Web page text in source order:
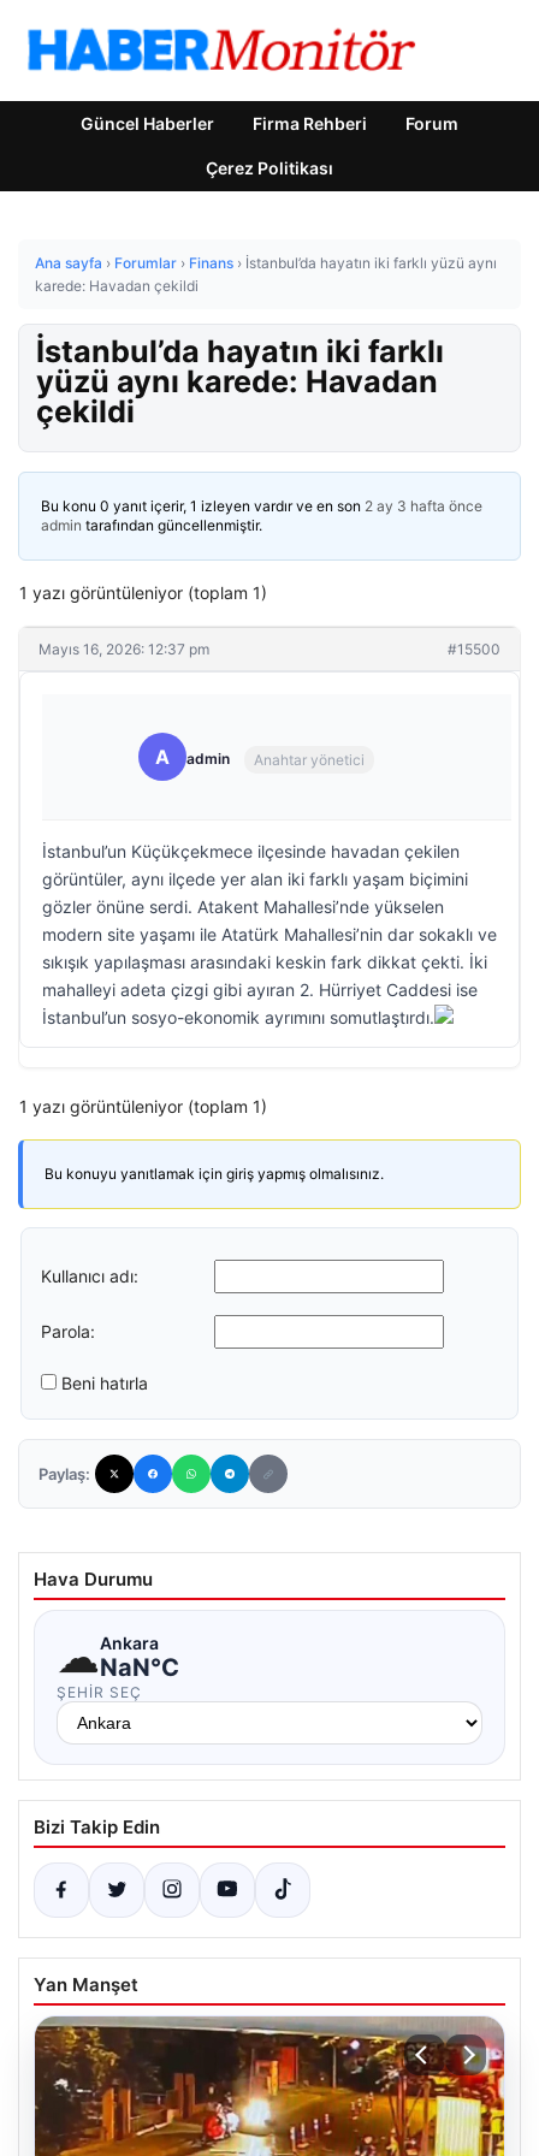
Güncel Haberler Firma Rehberi Forum
Çerez Politikası
Ana sayfa › Forumlar › Finans › İstanbul’da hayatın iki farklı yüzü aynı
karede: Havadan çekildi
İstanbul’da hayatın iki farklı
yüzü aynı karede: Havadan
çekildi
Bu konu 0 yanıt içerir, 1 izleyen vardır ve en son 2 ay 3 hafta önce
admin tarafından güncellenmiştir.
1 yazı görüntüleniyor (toplam 1)
Mayıs 16, 2026: 12:37 pm #15500
A admin Anahtar yönetici
İstanbul’un Küçükçekmece ilçesinde havadan çekilen
görüntüler, aynı ilçede yer alan iki farklı yaşam biçimini
gözler önüne serdi. Atakent Mahallesi’nde yükselen
modern site yaşamı ile Atatürk Mahallesi’nin dar sokaklı ve
sıkışık yapılaşması arasındaki keskin fark dikkat çekti. İki
mahalleyi adeta çizgi gibi ayıran 2. Hürriyet Caddesi ise
İstanbul’un sosyo-ekonomik ayrımını somutlaştırdı.
1 yazı görüntüleniyor (toplam 1)
Bu konuyu yanıtlamak için giriş yapmış olmalısınız.
Kullanıcı adı:
Parola:
Beni hatırla
Paylaş:
Hava Durumu
☁Ankara
NaN°C
ŞEHIR SEÇ
Bizi Takip Edin
Yan Manşet